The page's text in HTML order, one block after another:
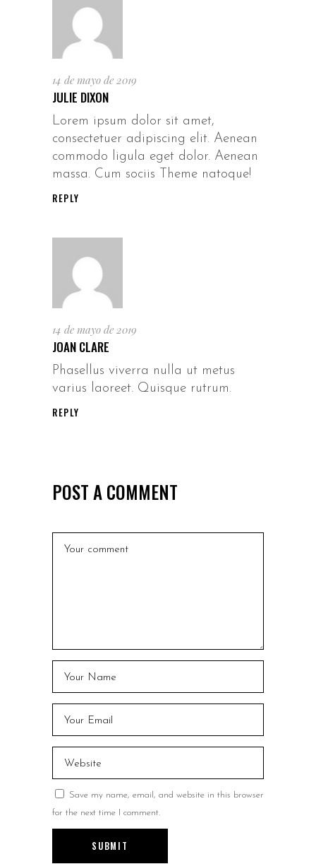
14 de mayo de 2019
JULIE DIXON
Lorem ipsum dolor sit amet,
consectetuer adipiscing elit. Aenean
commodo ligula eget dolor. Aenean
massa. Cum sociis Theme natoque!
REPLY
14 de mayo de 2019
JOAN CLARE
Phasellus viverra nulla ut metus
varius laoreet. Quisque rutrum.
REPLY
POST A COMMENT
Save my name, email, and website in this browser
for the next time I comment.
SUBMIT